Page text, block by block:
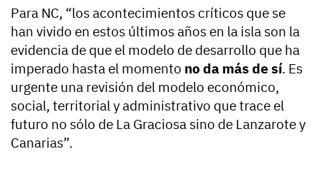
Para NC, “los acontecimientos críticos que se
han vivido en estos últimos años en la isla son la
evidencia de que el modelo de desarrollo que ha
imperado hasta el momento no da más de sí. Es
urgente una revisión del modelo económico,
social, territorial y administrativo que trace el
futuro no sólo de La Graciosa sino de Lanzarote y
Canarias”.